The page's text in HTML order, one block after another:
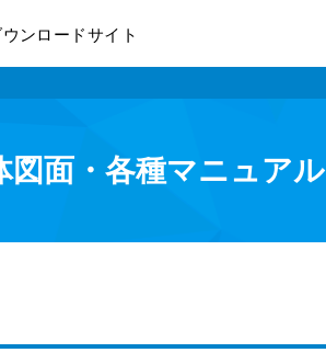
ンロードサイト
図面・各種マニュアル